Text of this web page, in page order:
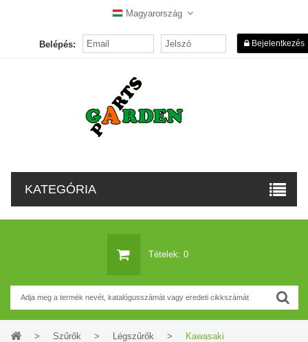
Magyarország
Belépés: Bejelentkezés
KATEGÓRIA
Tételek: 0
> Szűrők > Légszűrők > Kawasaki